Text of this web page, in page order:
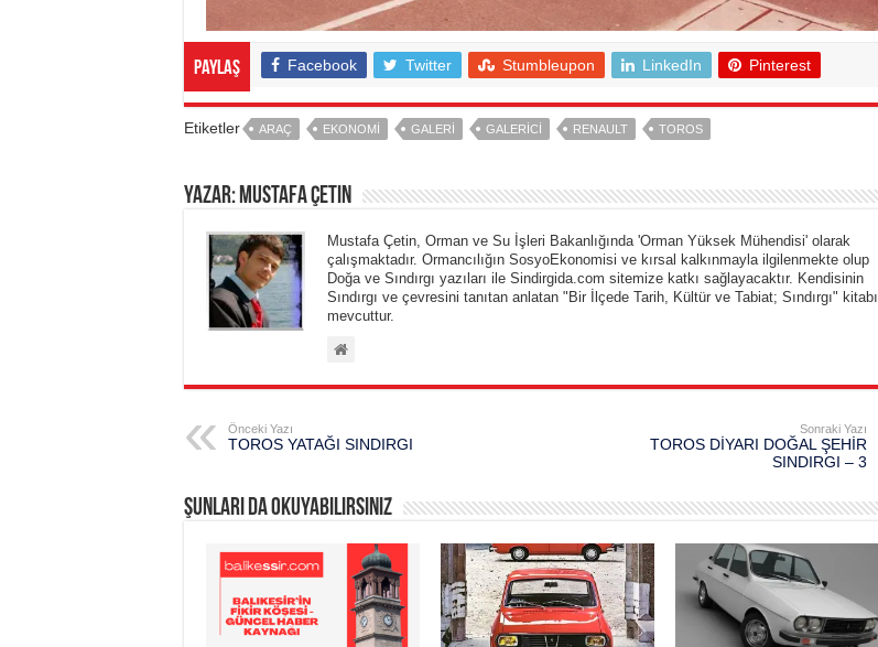
Paylaş Facebook Twitter Stumbleupon LinkedIn Pinterest
Etiketler ARAÇ EKONOMI GALERI GALERICI RENAULT TOROS
Yazar: Mustafa Çetin
Mustafa Çetin, Orman ve Su İşleri Bakanlığında 'Orman Yüksek Mühendisi' olarak
çalışmaktadır. Ormancılığın SosyoEkonomisi ve kırsal kalkınmayla ilgilenmekte olup
Doğa ve Sındırgı yazıları ile Sindirgida.com sitemize katkı sağlayacaktır. Kendisinin
Sındırgı ve çevresini tanıtan anlatan "Bir İlçede Tarih, Kültür ve Tabiat; Sındırgı" kitabı
mevcuttur.
Önceki Yazı
TOROS YATAĞI SINDIRGI
Sonraki Yazı
TOROS DİYARI DOĞAL ŞEHİR
SINDIRGI – 3
Şunları da okuyabilirsiniz